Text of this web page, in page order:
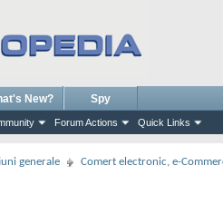
Forum Actions Quick Links
New? Spy
generale Comert electronic, e-